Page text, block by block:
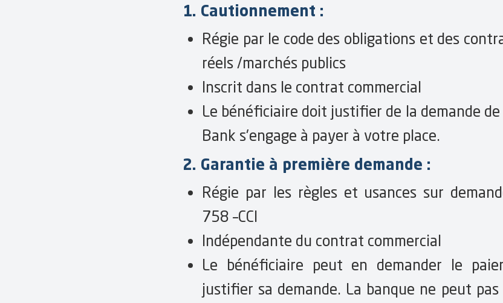
1. Cautionnement :
Régie par le code des obligations et des
réels /marchés publics
Inscrit dans le contrat commercial
Le bénéficiaire doit justifier de la demande
Bank s'engage à payer à votre place.
2. Garantie à première demande :
Régie par les règles et usances sur
758 –CCI
Indépendante du contrat commercial
Le bénéficiaire peut en demander le
justifier sa demande. La banque ne peut